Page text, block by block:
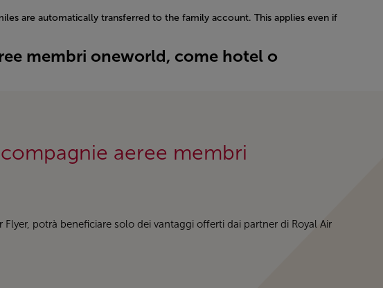
are automatically transferred to the family account. This applies even if
membri oneworld, come hotel o
aeree membri
potrà beneficiare solo dei vantaggi offerti dai partner di Royal Air